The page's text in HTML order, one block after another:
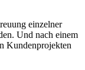
einzelner
Und nach einem
Kundenprojekten